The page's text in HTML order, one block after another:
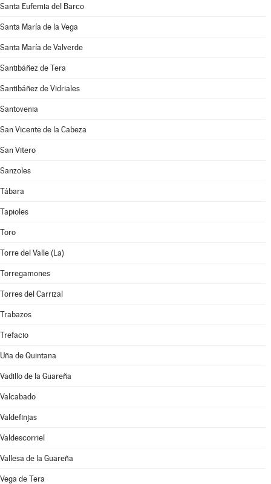
Santa Eufemia del Barco
Santa María de la Vega
Santa María de Valverde
Santibáñez de Tera
Santibáñez de Vidriales
Santovenia
San Vicente de la Cabeza
San Vitero
Sanzoles
Tábara
Tapioles
Toro
Torre del Valle (La)
Torregamones
Torres del Carrizal
Trabazos
Trefacio
Uña de Quintana
Vadillo de la Guareña
Valcabado
Valdefinjas
Valdescorriel
Vallesa de la Guareña
Vega de Tera